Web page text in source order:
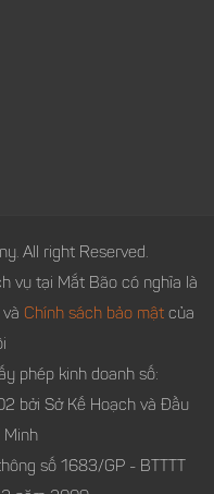
All right Reserved.
vụ tại Mắt Bão có nghĩa là
và Chính sách bảo mật của
phép kinh doanh số:
bởi Sở Kế Hoạch và Đầu
Minh
số 1683/GP - BTTTT